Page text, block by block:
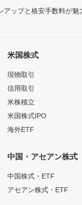
ップと格安手数料が
米国株式
現物取引
信用取引
米株積立
米国株式IPO
海外ETF
中国・アセアン株式
中国株式・ETF
アセアン株式・ETF